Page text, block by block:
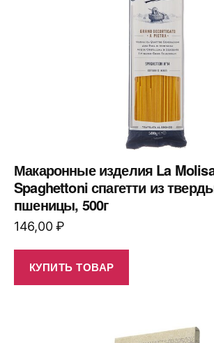
Макаронные изделия La
Spaghettoni спагетти из
пшеницы, 500г
146,00₽
КУПИТЬ ТОВАР